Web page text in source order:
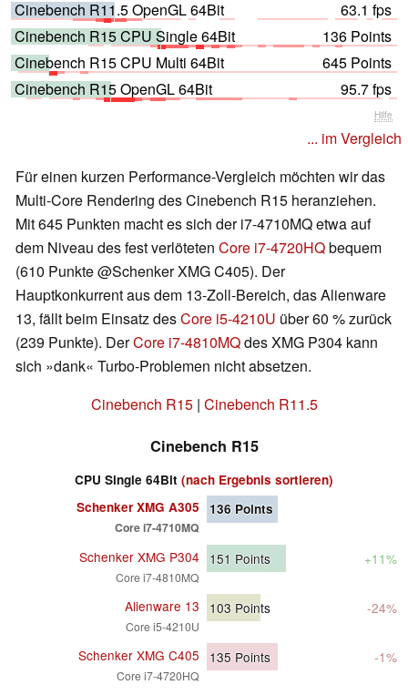
Cinebench R11.5 OpenGL 64Bit
63.1 fps
Cinebench R15 CPU Single 64Bit
136 Points
Cinebench R15 CPU Multi 64Bit
645 Points
Cinebench R15 OpenGL 64Bit
95.7 fps
Hilfe
... im Vergleich
Für einen kurzen Performance-Vergleich möchten wir das
Multi-Core Rendering des Cinebench R15 heranziehen.
Mit 645 Punkten macht es sich der i7-4710MQ etwa auf
dem Niveau des fest verlöteten Core i7-4720HQbequem
(610 Punkte @Schenker XMG C405). Der
Hauptkonkurrent aus dem 13-Zoll-Bereich, das Alienware
13, fällt beim Einsatz desCore i5-4210U über 60 % zurück
(239 Punkte). DerCore i7-4810MQdes XMG P304 kann
sich »dank« Turbo-Problemen nicht absetzen.
Cinebench R15| Cinebench R11.5
Cinebench R15
CPU Single 64Bit (nach Ergebnis sortieren)
Schenker XMG A305
Core i7-4710MQ
136 Points
Schenker XMG P304
Core i7-4810MQ
151 Points +11%
Alienware 13
Core i5-4210U
103 Points -24%
Schenker XMG C405
Core i7-4720HQ
135 Points -1%